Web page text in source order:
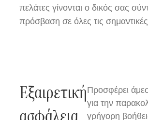
πελάτες γίνονται ο δικός σας
πρόσβαση σε όλες τις σημαντικές
ΕξαιρετικήΠροσφέρει
για την
γρήγορη